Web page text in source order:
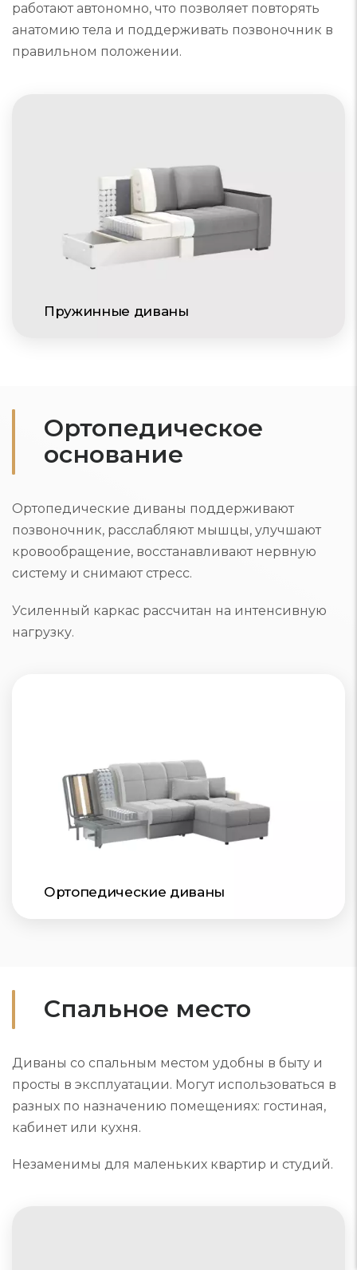
Пружинные диваны
работают автономно, что позволяет повторять
анатомию тела и поддерживать позвоночник в
правильном положении.
Ортопедическое
основание
Ортопедические диваны поддерживают
позвоночник, расслабляют мышцы, улучшают
кровообращение, восстанавливают нервную
систему и снимают стресс.
Усиленный каркас рассчитан на интенсивную
нагрузку.
Ортопедические диваны
Спальное место
Диваны со спальным местом удобны в быту и
просты в эксплуатации. Могут использоваться в
разных по назначению помещениях: гостиная,
кабинет или кухня.
Незаменимы для маленьких квартир и студий.